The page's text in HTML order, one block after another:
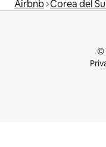
Airbnb Corea del
©